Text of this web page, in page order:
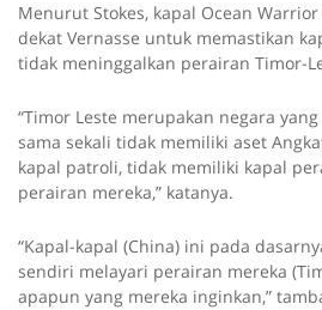
Menurut Stokes, kapal Ocean
dekat Vernasse untuk memastikan
tidak meninggalkan perairan Timor-
“Timor Leste merupakan negara
sama sekali tidak memiliki aset
kapal patroli, tidak memiliki kapal
perairan mereka,” katanya.
“Kapal-kapal (China) ini pada
sendiri melayari perairan mereka
apapun yang mereka inginkan,”